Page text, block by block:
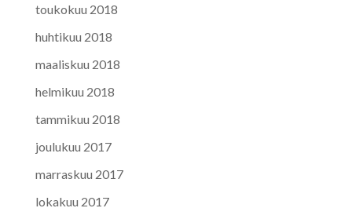
toukokuu 2018
huhtikuu 2018
maaliskuu 2018
helmikuu 2018
tammikuu 2018
joulukuu 2017
marraskuu 2017
lokakuu 2017